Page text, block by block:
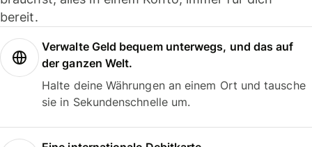
bereit.
Verwalte Geld bequem unterwegs, und das auf
der ganzen Welt.
Halte deine Währungen an einem Ort und tausche
sie in Sekundenschnelle um.